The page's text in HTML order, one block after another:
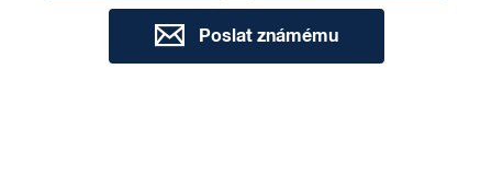
Poslat známému